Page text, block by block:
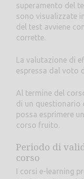
superamento del
sono visualizzate
del test avviene
corrette.
La valutazione di
espressa dal voto
Al termine del
di un questionario
possa esprimere
corso fruito.
Periodo di
corso
I corsi e-learning